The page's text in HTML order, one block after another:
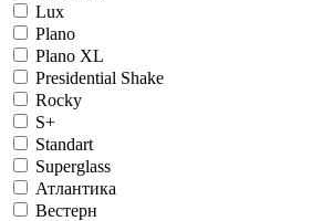
Lux
Plano
Plano XL
Presidential Shake
Rocky
S+
Standart
Superglass
Атлантика
Вестерн